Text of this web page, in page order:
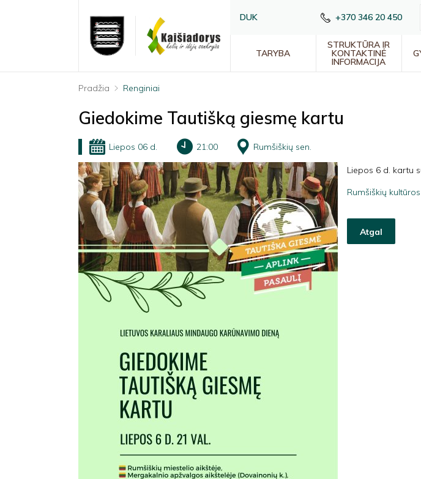
DUK +370 346 20 450
TARYBA
STRUKTŪRA IR
KONTAKTINĖ
INFORMACIJA
Pradžia Renginiai
Giedokime Tautišką giesmę kartu
Liepos 06 d. 21:00 Rumšiškių sen.
Liepos 6 d. kartu
Rumšiškių
Atgal